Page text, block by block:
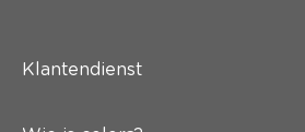
Klantendienst